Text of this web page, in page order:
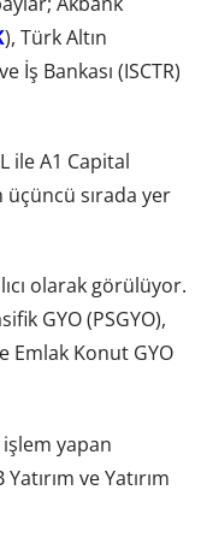
), Türk Altın
İş Bankası (ISCTR)
ile A1 Capital
üçüncü sırada yer
olarak görülüyor.
GYO (PSGYO),
Emlak Konut GYO
işlem yapan
ve Yatırım